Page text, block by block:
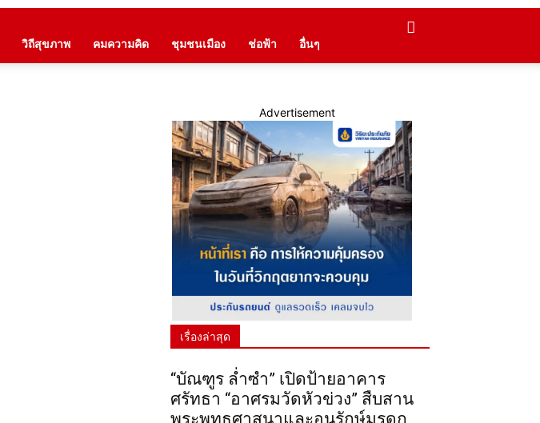
วิถีสุขภาพ คมความคิด ชุมชนเมือง ช่อฟ้า อื่นๆ
Advertisement
เรื่องล่าสุด
“บัณฑูร ล่ำซำ” เปิดป้ายอาคาร
ศรัทธา “อาศรมวัดหัวข่วง” สืบสาน
พระพุทธศาสนาและอนุรักษ์มรดก